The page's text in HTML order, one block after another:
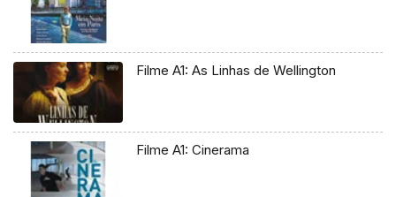
Filme A1: As Linhas de Wellington
Filme A1: Cinerama